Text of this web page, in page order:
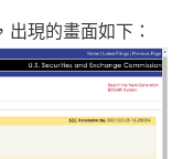
現的畫面如下：